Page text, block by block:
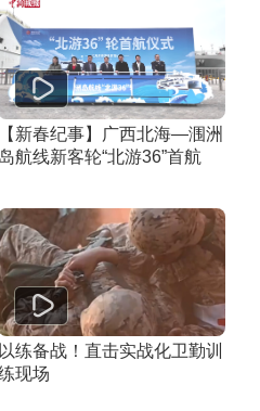
【新春纪事】广西北海—涠洲
岛航线新客轮“北游36”首航
以练备战！直击实战化卫勤训
现场